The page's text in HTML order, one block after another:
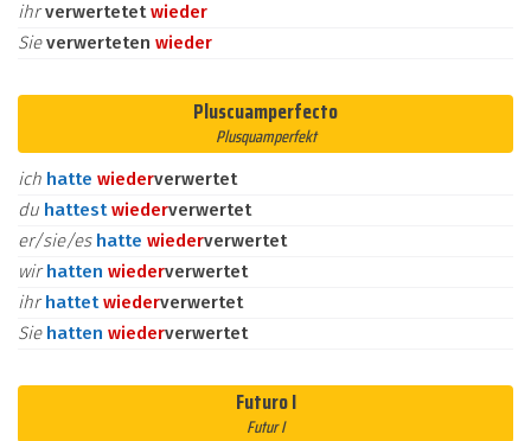
ihrverwertetetwieder
Sieverwerteten wieder
Pluscuamperfecto
Plusquamperfekt
ich hatte wiederverwertet
du hattestwiederverwertet
er/sie/es hatte wiederverwertet
wirhatten wiederverwertet
ihrhattetwiederverwertet
Sie hatten wiederverwertet
Futuro I
Futur I